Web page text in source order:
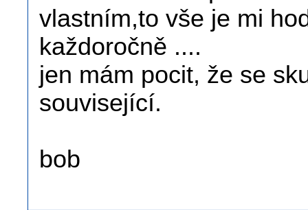
vlastním,to vše je mi
každoročně ....
jen mám pocit, že se
související.
bob